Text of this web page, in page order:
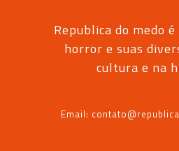
Republica do medo
horror e suas
cultura e na
Email: